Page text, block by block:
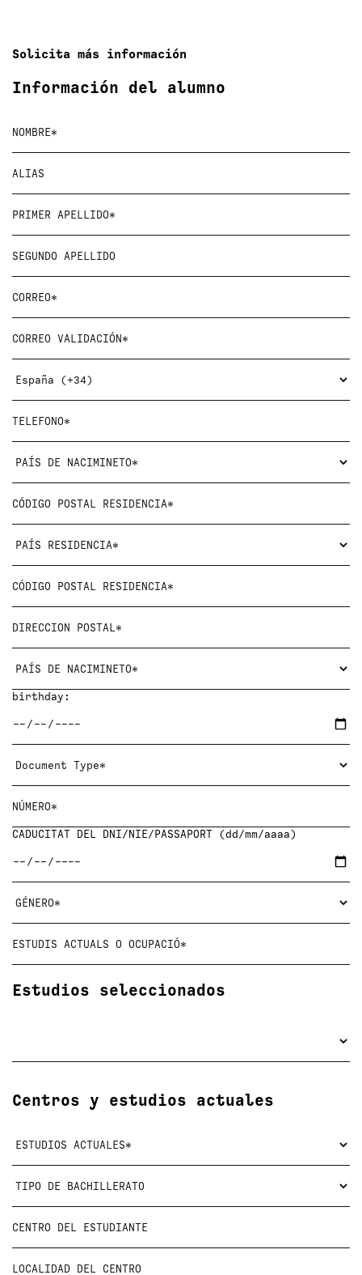
Solicita más información
Información del alumno
birthday:
CADUCITAT DEL DNI/NIE/PASSAPORT (dd/mm/aaaa)
Estudios seleccionados
Centros y estudios actuales